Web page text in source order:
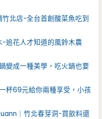
北店-全台首創酸菜魚吃到
追花人才知道的風鈴木農
變成一種美學，吃火鍋也要
杯69元給你兩種享受，小孩
｜竹北春芽洞-買飲料還